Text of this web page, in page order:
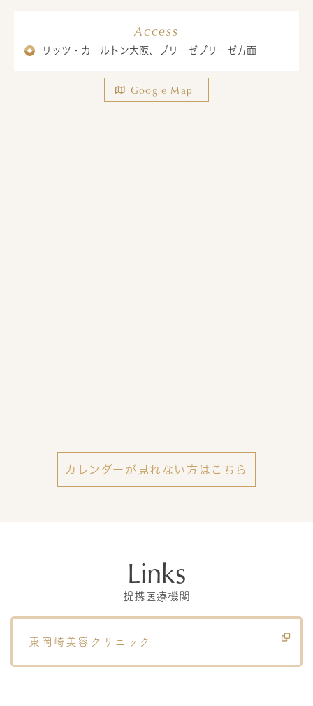
Access
リッツ・カールトン大阪、ブリーゼブリーゼ方面
Google Map
カレンダーが見れない方はこちら
Links
提携医療機関
東岡崎美容クリニック